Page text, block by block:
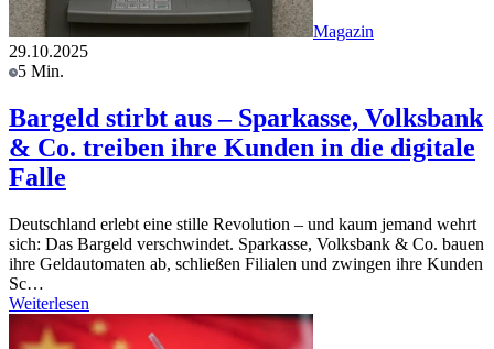
Magazin
29.10.2025
5 Min.
Bargeld stirbt aus – Sparkasse, Volksbank
& Co. treiben ihre Kunden in die digitale
Falle
Deutschland erlebt eine stille Revolution – und kaum jemand wehrt
sich: Das Bargeld verschwindet. Sparkasse, Volksbank & Co. bauen
ihre Geldautomaten ab, schließen Filialen und zwingen ihre Kunden
Sc…
Weiterlesen